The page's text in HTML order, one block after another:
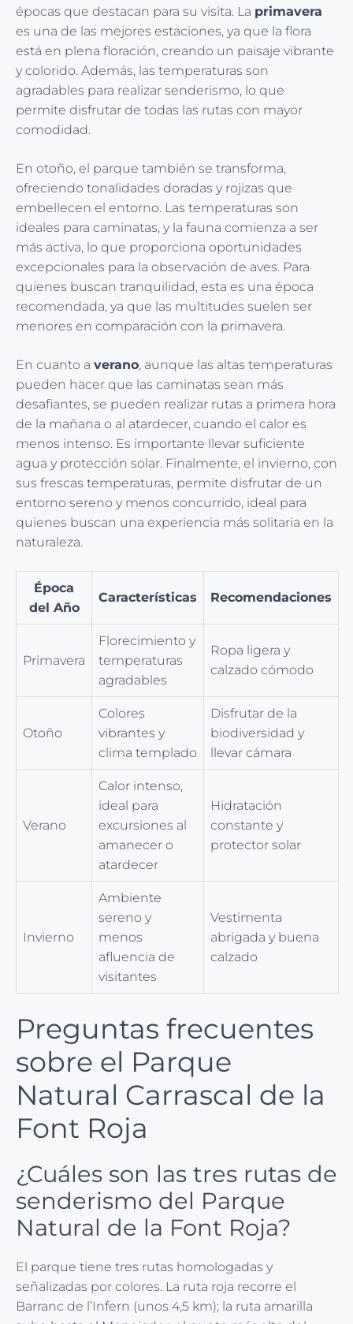
épocas que destacan para su visita. La primavera
es una de las mejores estaciones, ya que la flora
está en plena floración, creando un paisaje vibrante
y colorido. Además, las temperaturas son
agradables para realizar senderismo, lo que
permite disfrutar de todas las rutas con mayor
comodidad.
En otoño, el parque también se transforma,
ofreciendo tonalidades doradas y rojizas que
embellecen el entorno. Las temperaturas son
ideales para caminatas, y la fauna comienza a ser
más activa, lo que proporciona oportunidades
excepcionales para la observación de aves. Para
quienes buscan tranquilidad, esta es una época
recomendada, ya que las multitudes suelen ser
menores en comparación con la primavera.
En cuanto a verano, aunque las altas temperaturas
pueden hacer que las caminatas sean más
desafiantes, se pueden realizar rutas a primera hora
de la mañana o al atardecer, cuando el calor es
menos intenso. Es importante llevar suficiente
agua y protección solar. Finalmente, el invierno, con
sus frescas temperaturas, permite disfrutar de un
entorno sereno y menos concurrido, ideal para
quienes buscan una experiencia más solitaria en la
naturaleza.
Época
del Año
Características Recomendaciones
Primavera
Florecimiento y
temperaturas
agradables
Ropa ligera y
calzado cómodo
Otoño
Colores
vibrantes y
clima templado
Disfrutar de la
biodiversidad y
llevar cámara
Verano
Calor intenso,
ideal para
excursiones al
amanecer o
atardecer
Hidratación
constante y
protector solar
Invierno
Ambiente
sereno y
menos
afluencia de
visitantes
Vestimenta
abrigada y buena
calzado
Preguntas frecuentes
sobre el Parque
Natural Carrascal de la
Font Roja
¿Cuáles son las tres rutas de
senderismo del Parque
Natural de la Font Roja?
El parque tiene tres rutas homologadas y
señalizadas por colores. La ruta roja recorre el
Barranc de l’Infern (unos 4,5 km); la ruta amarilla